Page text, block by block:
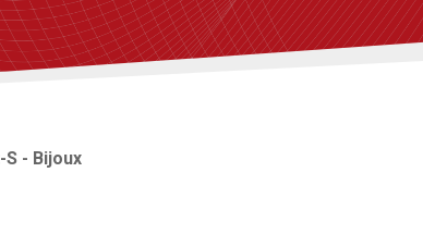
S - Bijoux